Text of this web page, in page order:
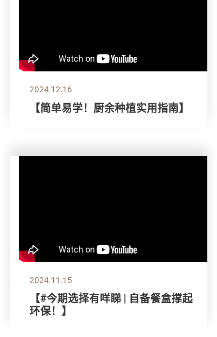
2024.12.16
【简单易学！厨余种植实用指南】
2024.11.15
【#今期选择有咩睇 | 自备餐盒撑起
环保！】